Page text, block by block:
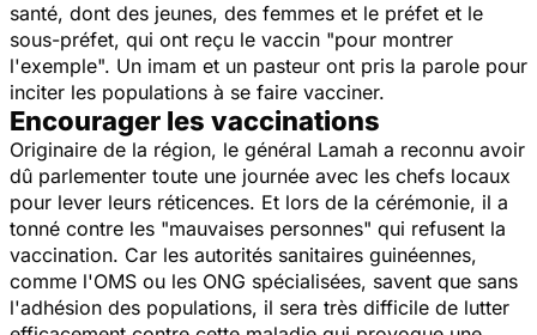
santé, dont des jeunes, des femmes et le préfet et le
sous-préfet, qui ont reçu le vaccin "pour montrer
l'exemple". Un imam et un pasteur ont pris la parole pour
inciter les populations à se faire vacciner.
Encourager les vaccinations
Originaire de la région, le général Lamah a reconnu avoir
dû parlementer toute une journée avec les chefs locaux
pour lever leurs réticences. Et lors de la cérémonie, il a
tonné contre les "mauvaises personnes" qui refusent la
vaccination. Car les autorités sanitaires guinéennes,
comme l'OMS ou les ONG spécialisées, savent que sans
l'adhésion des populations, il sera très difficile de lutter